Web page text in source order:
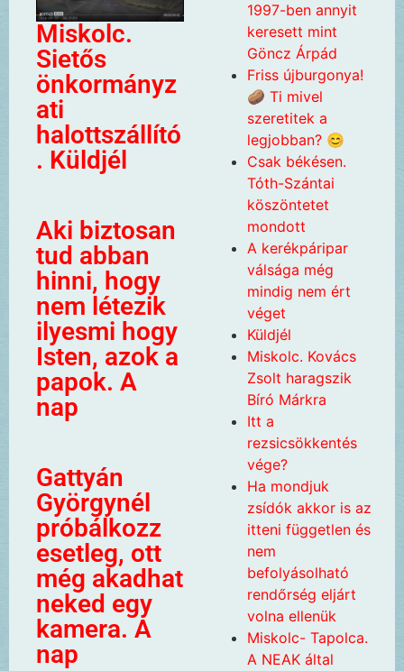
Miskolc.
Sietős
önkormányz
ati
halottszállító
. Küldjél
Aki biztosan
tud abban
hinni, hogy
nem létezik
ilyesmi hogy
Isten, azok a
papok. A
nap
Gattyán
Györgynél
próbálkozz
esetleg, ott
még akadhat
neked egy
kamera. A
nap
1997-ben annyit
keresett mint
Göncz Árpád
Friss újburgonya!
🥔 Ti mivel
szeretitek a
legjobban? 😊
Csak békésen.
Tóth-Szántai
köszöntetet
mondott
A kerékpáripar
válsága még
mindig nem ért
véget
Küldjél
Miskolc. Kovács
Zsolt haragszik
Bíró Márkra
Itt a
rezsicsökkentés
vége?
Ha mondjuk
zsídók akkor is az
itteni független és
nem
befolyásolható
rendőrség eljárt
volna ellenük
Miskolc- Tapolca.
A NEAK által